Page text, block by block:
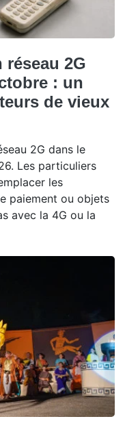
2G
: un
de vieux
2G dans le
Les particuliers
les
paiement ou objets
avec la 4G ou la